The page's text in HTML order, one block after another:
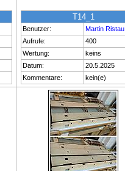
T14_1
Benutzer:
Martin Ristau
Aufrufe:
400
Wertung:
keins
Datum:
20.5.2025
Kommentare:
kein(e)